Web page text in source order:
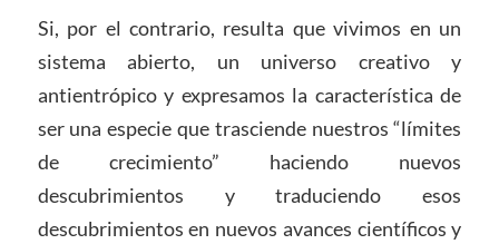
Si, por el contrario, resulta que vivimos en un
sistema abierto, un universo creativo y
antientrópico y expresamos la característica de
ser una especie que trasciende nuestros “límites
de crecimiento” haciendo nuevos
descubrimientos y traduciendo esos
descubrimientos en nuevos avances científicos y